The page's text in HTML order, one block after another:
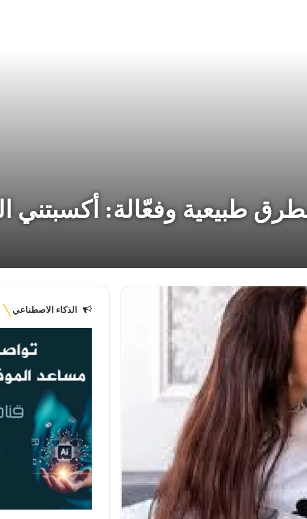
طبيعية وفعّالة: أكسبتني
الذكاء الاصطناعي